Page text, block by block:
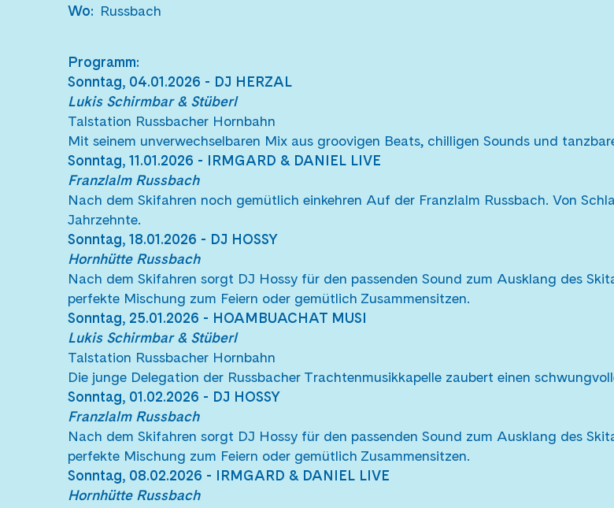
Wo: Russbach
Programm:
Sonntag, 04.01.2026 - DJ HERZAL
Lukis Schirmbar & Stüberl
Talstation Russbacher Hornbahn
Mit seinem unverwechselbaren Mix aus groovigen Beats, chilligen Sounds und
Sonntag, 11.01.2026 - IRMGARD & DANIEL LIVE
Franzlalm Russbach
Nach dem Skifahren noch gemütlich einkehren Auf der Franzlalm Russbach. Von
Jahrzehnte.
Sonntag, 18.01.2026 - DJ HOSSY
Hornhütte Russbach
Nach dem Skifahren sorgt DJ Hossy für den passenden Sound zum Ausklang des
perfekte Mischung zum Feiern oder gemütlich Zusammensitzen.
Sonntag, 25.01.2026 - HOAMBUACHAT MUSI
Lukis Schirmbar & Stüberl
Talstation Russbacher Hornbahn
Die junge Delegation der Russbacher Trachtenmusikkapelle zaubert einen
Sonntag, 01.02.2026 - DJ HOSSY
Franzlalm Russbach
Nach dem Skifahren sorgt DJ Hossy für den passenden Sound zum Ausklang des
perfekte Mischung zum Feiern oder gemütlich Zusammensitzen.
Sonntag, 08.02.2026 - IRMGARD & DANIEL LIVE
Hornhütte Russbach